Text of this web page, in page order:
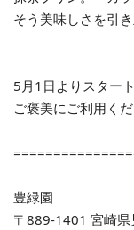
そう美味しさを引き
5月1日よりスター
ご褒美にご利用くだ
豊緑園
〒889-1401 宮崎